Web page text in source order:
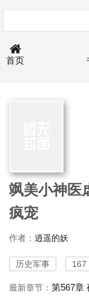
首页
飒美小神医
疯宠
作者： 逍遥的妖
历史军事 167
最新章节： 第567章